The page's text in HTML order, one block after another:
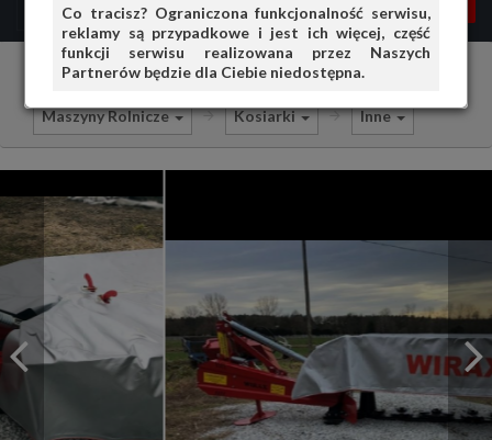
Co tracisz? Ograniczona funkcjonalność serwisu,
reklamy są przypadkowe i jest ich więcej, część
funkcji serwisu realizowana przez Naszych
Partnerów będzie dla Ciebie niedostępna.
MENU MOJA AG
PRZEGLĄD
OFERTA DLA FIRM
HISTORIA
Ciągniki i maszyny rolnicze Sprzedam
Maszyny Rolnicze Kosiarki Inne